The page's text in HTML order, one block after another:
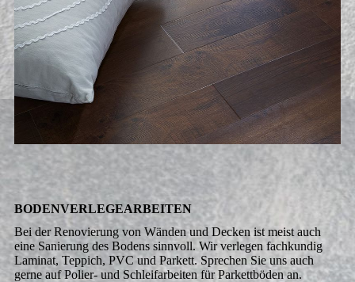
BODEN­VERLEGE­ARBEITEN
Bei der Renovierung von Wänden und Decken ist meist auch
eine Sanierung des Bodens sinnvoll. Wir verlegen fachkundig
Laminat, Teppich, PVC und Parkett. Sprechen Sie uns auch
gerne auf Polier- und Schleifarbeiten für Parkettböden an.